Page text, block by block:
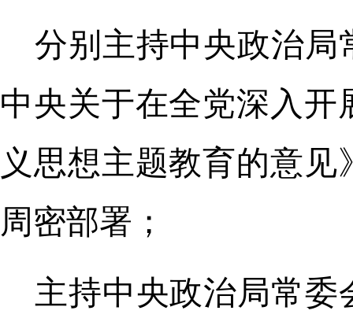
分别主持中央政治局
中央关于在全党深入
义思想主题教育的意
周密部署；
主持中央政治局常